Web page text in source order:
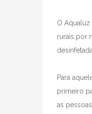
O
rurais por
Para
primeiro
as